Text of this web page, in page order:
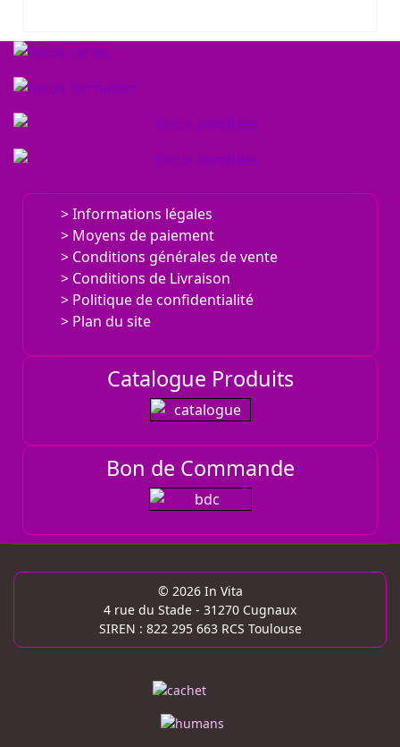
Informations légales
Moyens de paiement
Conditions générales de vente
Conditions de Livraison
Politique de confidentialité
Plan du site
Catalogue Produits
Bon de Commande
© 2026 In Vita
4 rue du Stade - 31270 Cugnaux
SIREN : 822 295 663 RCS Toulouse